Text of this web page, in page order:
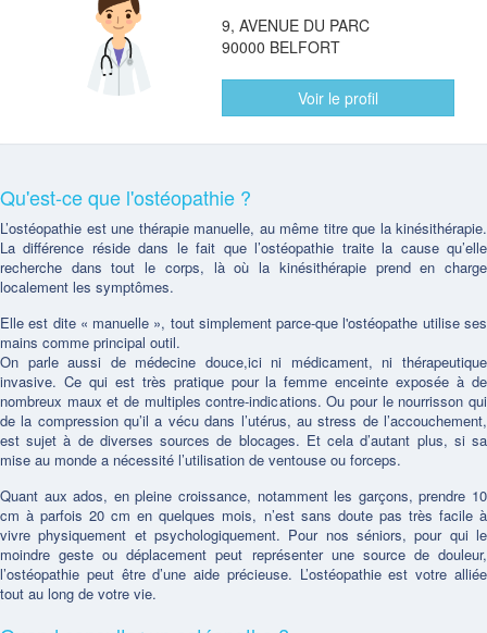
9, AVENUE DU PARC
90000 BELFORT
Voir le profil
Qu'est-ce que l'ostéopathie ?
L’ostéopathie est une thérapie manuelle, au même titre que la kinésithérapie.
La différence réside dans le fait que l’ostéopathie traite la cause qu’elle
recherche dans tout le corps, là où la kinésithérapie prend en charge
localement les symptômes.
Elle est dite « manuelle », tout simplement parce-que l'ostéopathe utilise ses
mains comme principal outil.
On parle aussi de médecine douce,ici ni médicament, ni thérapeutique
invasive. Ce qui est très pratique pour la femme enceinte exposée à de
nombreux maux et de multiples contre-indications. Ou pour le nourrisson qui
de la compression qu’il a vécu dans l’utérus, au stress de l’accouchement,
est sujet à de diverses sources de blocages. Et cela d’autant plus, si sa
mise au monde a nécessité l’utilisation de ventouse ou forceps.
Quant aux ados, en pleine croissance, notamment les garçons, prendre 10
cm à parfois 20 cm en quelques mois, n’est sans doute pas très facile à
vivre physiquement et psychologiquement. Pour nos séniors, pour qui le
moindre geste ou déplacement peut représenter une source de douleur,
l’ostéopathie peut être d’une aide précieuse. L’ostéopathie est votre alliée
tout au long de votre vie.